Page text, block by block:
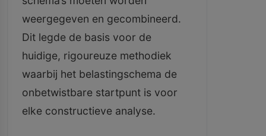
weergegeven en gecombineerd.
Dit legde de basis voor de
huidige, rigoureuze methodiek
waarbij het belastingschema de
onbetwistbare startpunt is voor
elke constructieve analyse.